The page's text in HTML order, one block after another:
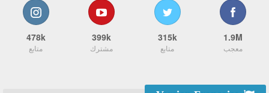
1.9M
معجب
315k
متابع
399k
مشترك
478k
متابع